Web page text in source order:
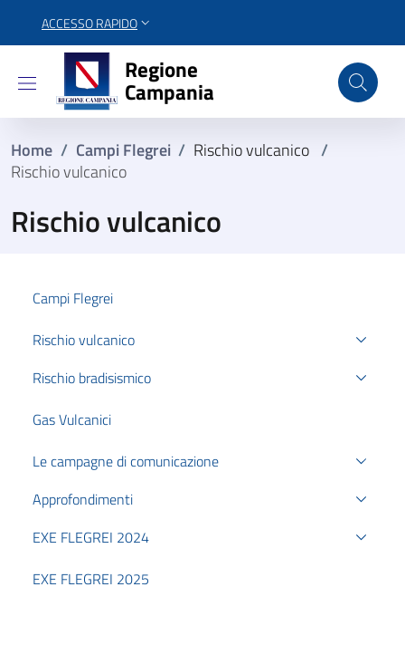
ACCESSO RAPIDO
Regione Campania
Regione
Campania
Home / Campi Flegrei / Rischio vulcanico /
Rischio vulcanico
Rischio vulcanico
Campi Flegrei
Rischio vulcanico
Rischio bradisismico
Gas Vulcanici
Le campagne di comunicazione
Approfondimenti
EXE FLEGREI 2024
EXE FLEGREI 2025